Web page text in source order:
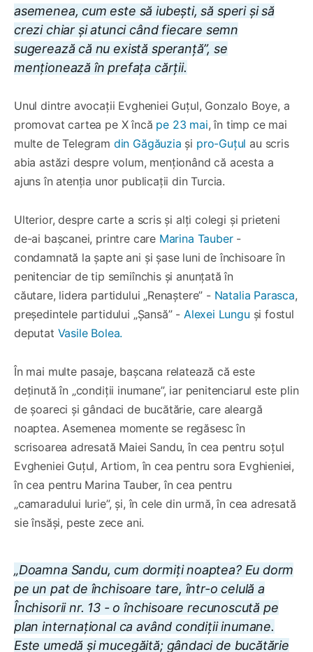
asemenea, cum este să iubești, să speri și să
crezi chiar și atunci când fiecare semn
sugerează că nu există speranță”, se
menționează în prefața cărții.
Unul dintre avocații Evgheniei Guțul, Gonzalo Boye, a
promovat cartea pe X încă pe 23 mai, în timp ce mai
multe de Telegram din Găgăuzia și pro-Guțul au scris
abia astăzi despre volum, menționând că acesta a
ajuns în atenția unor publicații din Turcia.
Ulterior, despre carte a scris și alți colegi și prieteni
de-ai bașcanei, printre care Marina Tauber-
condamnată la șapte ani și șase luni de închisoare în
penitenciar de tip semiînchis și anunțată în
căutare, lidera partidului „Renaștere” - Natalia Parasca,
președintele partidului „Șansă” - Alexei Lungu și fostul
deputat Vasile Bolea.
În mai multe pasaje, bașcana relatează că este
deținută în „condiții inumane”, iar penitenciarul este plin
de șoareci și gândaci de bucătărie, care aleargă
noaptea. Asemenea momente se regăsesc în
scrisoarea adresată Maiei Sandu, în cea pentru soțul
Evgheniei Guțul, Artiom, în cea pentru sora Evghieniei,
în cea pentru Marina Tauber, în cea pentru
„camaradului Iurie”, și, în cele din urmă, în cea adresată
sie însăși, peste zece ani.
„Doamna Sandu, cum dormiți noaptea? Eu dorm
pe un pat de închisoare tare, într-o celulă a
Închisorii nr. 13 - o închisoare recunoscută pe
plan internațional ca având condiții inumane.
Este umedă și mucegăită; gândaci de bucătărie